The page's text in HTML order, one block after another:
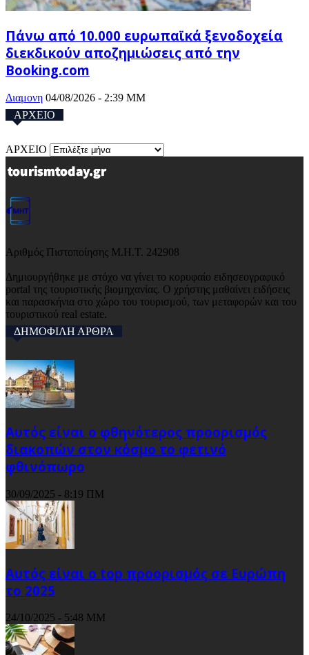
Πάνω από 10.000 ευρωπαϊκά ξενοδοχεία
διεκδικούν αποζημιώσεις από την
Booking.com
Διαμονη 04/08/2026 - 2:39 ΜΜ
ΑΡΧΕΙΟ
ΑΡΧΕΙΟ
Αριθμός Πιστοποίησης Μ.Η.Τ. 242908
Δημιουργήθηκε με στόχο να γίνει το κορυφαίο ειδησεογραφικό
portal της τουριστικής βιομηχανίας. Ο χρήστης μαθαίνει ειδήσεις
και παρασκήνια στο χώρο του τουρισμού, των μεταφορών και του
τουριστικού real estate.
ΔΗΜΟΦΙΛΗ ΑΡΘΡΑ
Αυτός είναι ο φθηνότερος προορισμός
διακοπών στον κόσμο το φετινό
φθινόπωρο
30/09/2025 - 8:19 ΠΜ
Αυτός είναι ο top προορισμός σε Ευρώπη
το 2025
24/10/2025 - 5:48 ΜΜ